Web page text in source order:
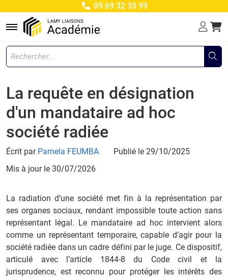
09 69 32 35 99
Menu
La requête en désignation
d'un mandataire ad hoc
société radiée
Écrit par Pamela FEUMBA
Publié le 29/10/2025
Mis à jour le 30/07/2026
La radiation d’une société met fin à la représentation par
ses organes sociaux, rendant impossible toute action sans
représentant légal. Le mandataire ad hoc intervient alors
comme un représentant temporaire, capable d’agir pour la
société radiée dans un cadre défini par le juge. Ce dispositif,
articulé avec l’article 1844‑8 du Code civil et la
jurisprudence, est reconnu pour protéger les intérêts des